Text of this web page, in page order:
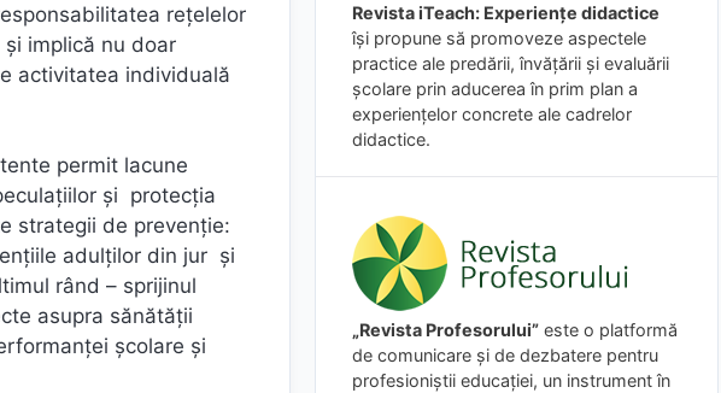
rețelelor
implică nu doar
activitatea individuală
permit lacune
și protecția
strategii de prevenție:
adulților din jur și
rând – sprijinul
asupra sănătății
școlare și
Revista iTeach: Experienţe didactice
îşi propune să promoveze aspectele
practice ale predării, învăţării şi evaluării
şcolare prin aducerea în prim plan a
experienţelor concrete ale cadrelor
didactice.
„Revista Profesorului” este o platformă
de comunicare și de dezbatere pentru
profesioniștii educației, un instrument în